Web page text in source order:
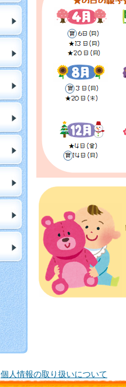
個人情報の取り扱いについて